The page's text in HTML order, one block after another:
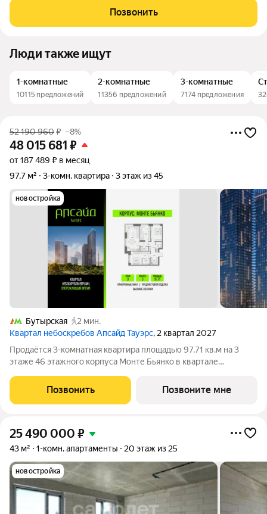
небоскребов в престижном Бутырском районе (СВАО).
Квартира расположена в корпусе, который
Позвонить
Люди также ищут
1-комнатные
10115 предложений
2-комнатные
11356 предложений
3-комнатные
7174 предложения
52 190 960₽ –8%
48 015 681 ₽
от 187 489 ₽ в месяц
97,7 м²
3-комн. квартира 3 этаж из 45
новостройка
Бутырская
2 мин.
Квартал небоскребов Апсайд Тауэрс, 2 квартал 2027
Продаётся 3-комнатная квартира площадью 97.71 кв.м на 3
этаже 46 этажного корпуса Монте Бьянко в квартале
отделка,с видом на Бизнес-парк Останкино, прогулочный
бульвар, детский сад, школу,
Позвонить Позвоните мне
25 490 000 ₽
43 м² 1-комн. апартаменты 20 этаж из 25
новостройка